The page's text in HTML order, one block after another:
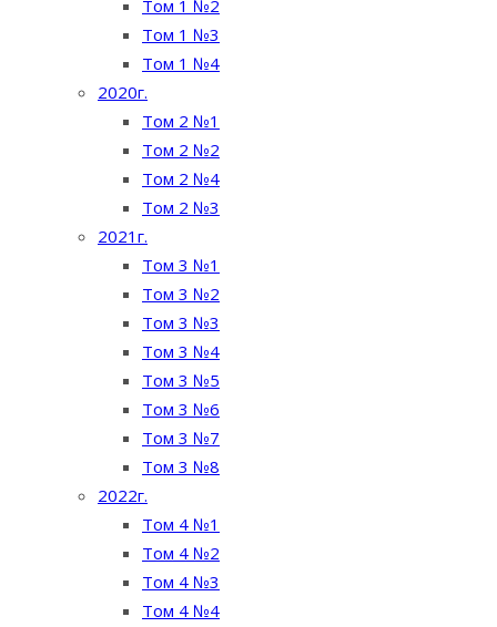
Том 1 №2
Том 1 №3
Том 1 №4
2020г.
Том 2 №1
Том 2 №2
Том 2 №4
Том 2 №3
2021г.
Том 3 №1
Том 3 №2
Том 3 №3
Том 3 №4
Том 3 №5
Том 3 №6
Том 3 №7
Том 3 №8
2022г.
Том 4 №1
Том 4 №2
Том 4 №3
Том 4 №4